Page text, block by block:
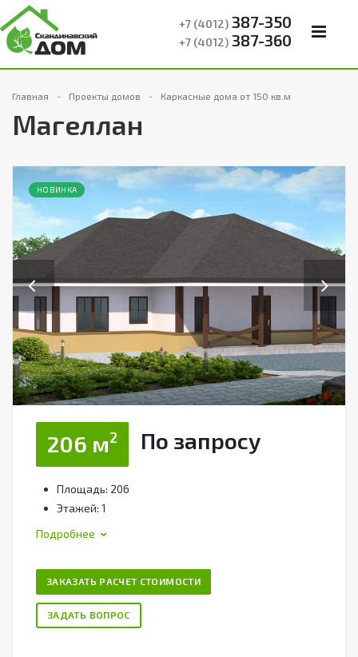
+7 (4012)387-350
+7 (4012)387-360
Главная Проекты домов Каркасные дома от 150 кв.м
Магеллан
Previous
НОВИНКА
206 м2 По запросу
Площадь: 206
Этажей: 1
Подробнее
ЗАКАЗАТЬ РАСЧЕТ СТОИМОСТИ
ЗАДАТЬ ВОПРОС